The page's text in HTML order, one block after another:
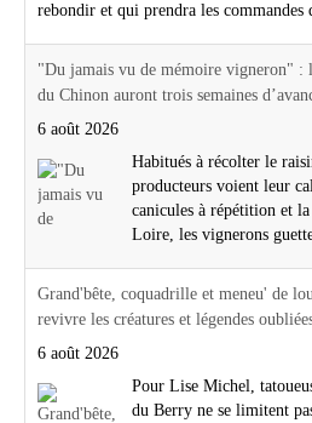
rebondir et qui prendra les commandes
"Du jamais vu de mémoire vigneron" :
du Chinon auront trois semaines
6 août 2026
Habitués à récolter le
producteurs voient leur
canicules à répétition et
Loire, les vignerons
Grand'bête, coquadrille et meneu' de
revivre les créatures et légendes
6 août 2026
Pour Lise Michel,
du Berry ne se limitent